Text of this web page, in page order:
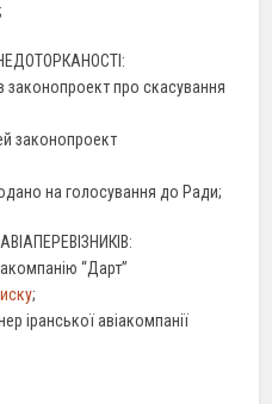
законопроект про скасування
законопроект
на голосування до Ради;
“Дарт”
;
іранської авіакомпанії